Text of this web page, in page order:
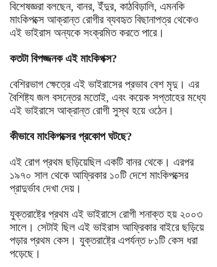
বিশেষজ্ঞরা বলছেন, বানর, ইঁদুর, কাঠবিড়ালি, এমনকি
মাংকিপক্সে আক্রান্ত রোগীর ব্যবহৃত বিছানাপত্র থেকেও
এই ভাইরাস অন্যকে সংক্রমিত করতে পারে।
কতটা বিপজ্জনক এই মাংকিপক্স?
বেশিরভাগ ক্ষেত্রে এই ভাইরাসের প্রভাব বেশ মৃদু। এর
বৈশিষ্ট্য জল বসন্তের মতোই, এবং কয়েক সপ্তাহের মধ্যে
এই ভাইরাসে আক্রান্ত রোগী সুস্থ হয়ে ওঠেন।
কীভাবে মাংকিপক্সের প্রকোপ ঘটছে?
এই রোগ প্রথম ছড়িয়েছিল একটি বানর থেকে। এরপর
১৯৭০ সাল থেকে আফ্রিকার ১০টি দেশে মাংকিপক্সের
প্রাদুর্ভাব দেখা দেয়।
যুক্তরাষ্ট্রে প্রথম এই ভাইরাসে রোগী শনাক্ত হয় ২০০৩
সালে। সেটাই ছিল এই ভাইরাস আফ্রিকার বাইরে ছড়িয়ে
পড়ার প্রথম কেস। যুক্তরাষ্ট্রে এপর্যন্ত ৮১টি কেস ধরা
পড়েছে।